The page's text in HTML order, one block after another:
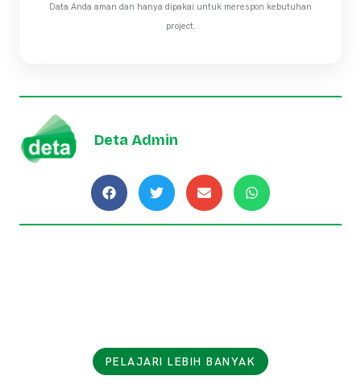
Data Anda aman dan hanya dipakai untuk merespon kebutuhan
project.
Deta Admin
PELAJARI LEBIH BANYAK